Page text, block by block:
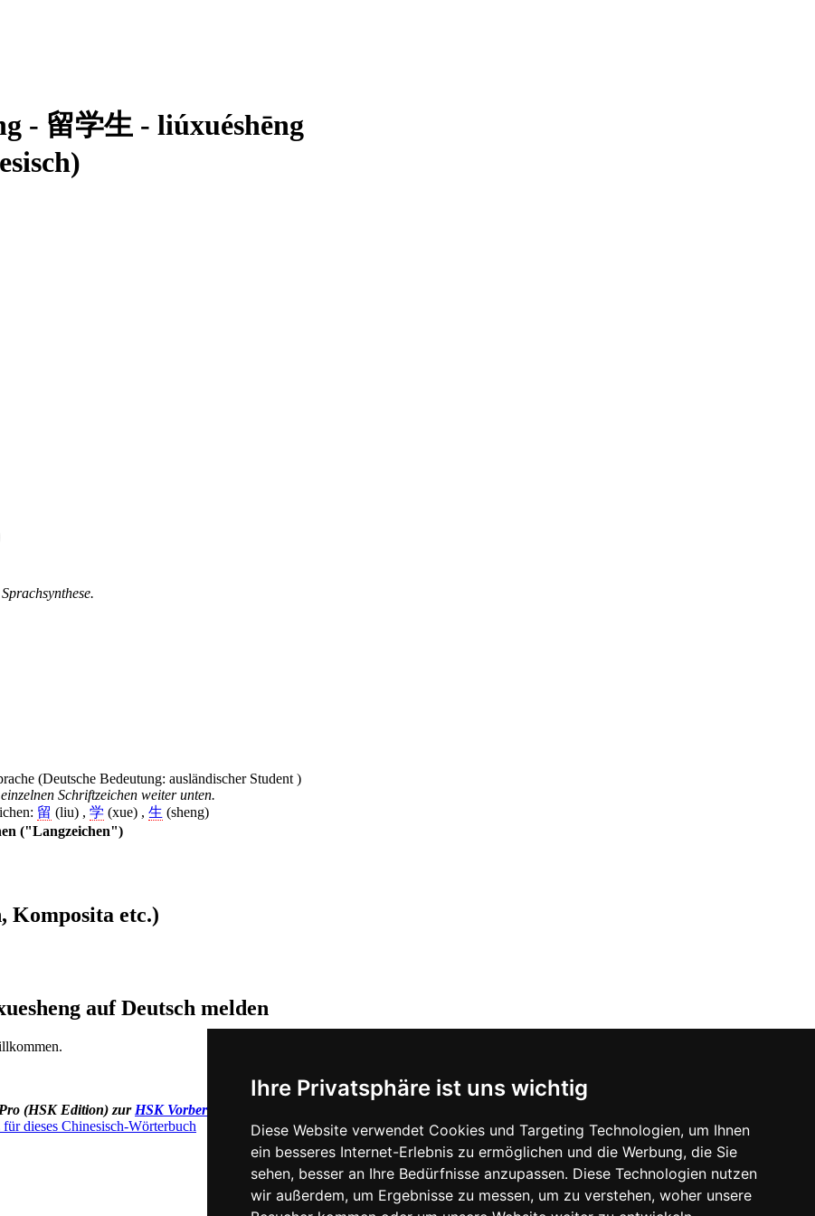
Ihre Privatsphäre ist uns wichtig
Diese Website verwendet Cookies und Targeting Technologien, um Ihnen
ein besseres Internet-Erlebnis zu ermöglichen und die Werbung, die Sie
sehen, besser an Ihre Bedürfnisse anzupassen. Diese Technologien nutzen
wir außerdem, um Ergebnisse zu messen, um zu verstehen, woher unsere
- 留学生 - liúxuéshēng
Schriftzeichen weiter unten.
留 (liu) , 学 (xue) , 生 (sheng)
("Langzeichen")
Komposita etc.)
auf Deutsch melden
(HSK Edition) zur HSK Vorbereitung